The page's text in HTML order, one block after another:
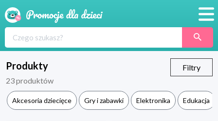
Blog
Produkty
Filtry
23produktów
Akcesoria dziecięce Gry i zabawki Elektronika Edukacja